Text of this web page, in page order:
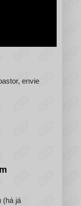
envie
(há já